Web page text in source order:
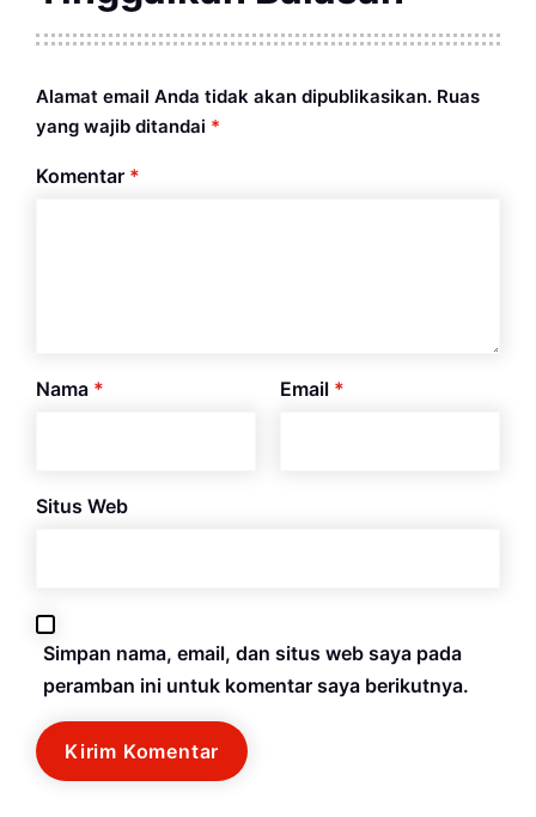
Alamat email Anda tidak akan dipublikasikan. Ruas
yang wajib ditandai *
Komentar *
Nama * Email *
Situs Web
Simpan nama, email, dan situs web saya pada
peramban ini untuk komentar saya berikutnya.